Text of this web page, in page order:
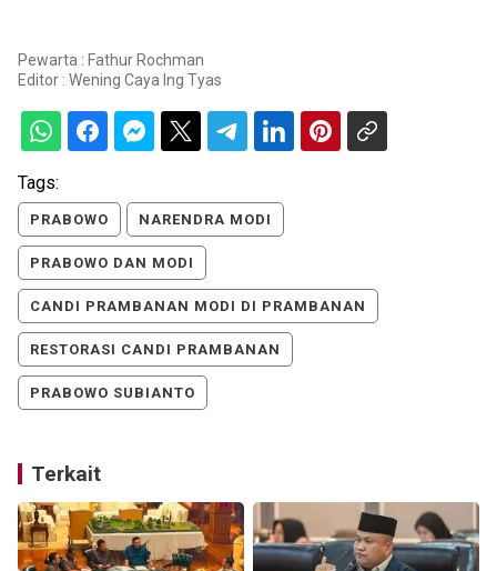
Pewarta : Fathur Rochman
Editor : Wening Caya Ing Tyas
Tags:
PRABOWO NARENDRA MODI
PRABOWO DAN MODI
CANDI PRAMBANAN MODI DI PRAMBANAN
RESTORASI CANDI PRAMBANAN
PRABOWO SUBIANTO
Terkait